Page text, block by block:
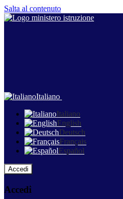
Salta al contenuto
Italiano
Italiano
English
Deutsch
Français
Español
Accedi
Accedi